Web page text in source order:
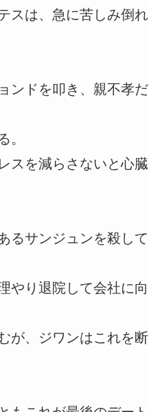
スは、急に苦しみ倒れ
ンドを叩き、親不孝だ
。
スを減らさないと心臓
るサンジュンを殺して
やり退院して会社に向
が、ジワンはこれを断